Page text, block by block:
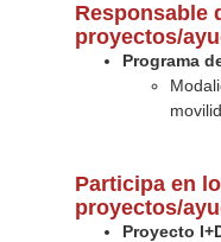
Responsable
proyectos/
Programa
Participa en
proyectos/
Proyecto